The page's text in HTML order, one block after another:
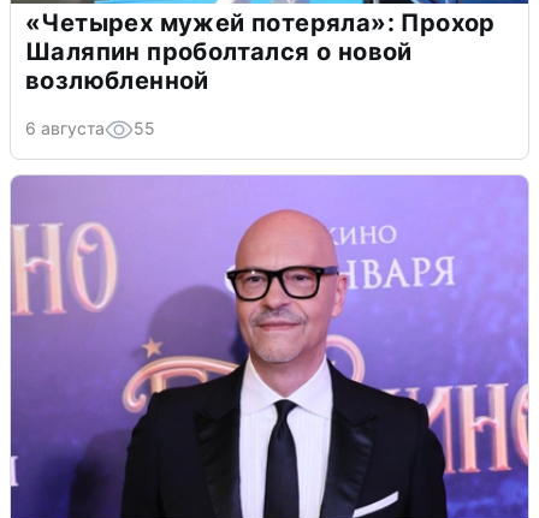
«Четырех мужей потеряла»: Прохор
Шаляпин проболтался о новой
возлюбленной
6 августа 55